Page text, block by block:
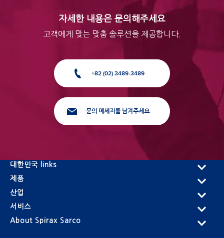
자세한 내용은 문의해주세요
고객에게 맞는 맞춤 솔루션을 제공합니다.
+82 (02) 3489-3489
문의 메세지를 남겨주세요
대한민국 links
제품
산업
서비스
About Spirax Sarco